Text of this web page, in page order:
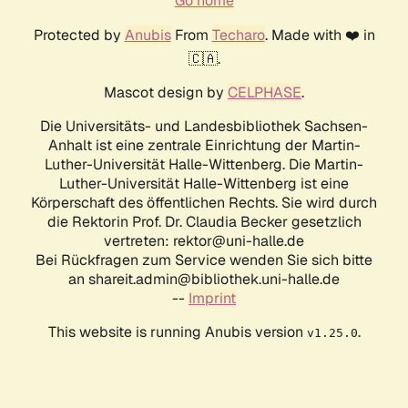
Protected by AnubisFrom Techaro. Made with ❤️ in
🇨🇦.
Mascot design by CELPHASE.
Die Universitäts- und Landesbibliothek Sachsen-
Anhalt ist eine zentrale Einrichtung der Martin-
Luther-Universität Halle-Wittenberg. Die Martin-
Luther-Universität Halle-Wittenberg ist eine
Körperschaft des öffentlichen Rechts. Sie wird durch
die Rektorin Prof. Dr. Claudia Becker gesetzlich
vertreten: rektor@uni-halle.de
Bei Rückfragen zum Service wenden Sie sich bitte
an shareit.admin@bibliothek.uni-halle.de
-- Imprint
This website is running Anubis version v1.25.0.